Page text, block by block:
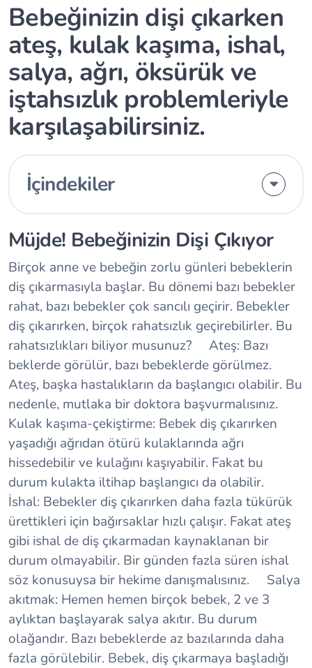
Bebeğinizin dişi çıkarken
ateş, kulak kaşıma, ishal,
salya, ağrı, öksürük ve
iştahsızlık problemleriyle
karşılaşabilirsiniz.
İçindekiler
Müjde! Bebeğinizin Dişi Çıkıyor
Birçok anne ve bebeğin zorlu günleri bebeklerin
diş çıkarmasıyla başlar. Bu dönemi bazı bebekler
rahat, bazı bebekler çok sancılı geçirir. Bebekler
diş çıkarırken, birçok rahatsızlık geçirebilirler. Bu
rahatsızlıkları biliyor musunuz? Ateş: Bazı
beklerde görülür, bazı bebeklerde görülmez.
Ateş, başka hastalıkların da başlangıcı olabilir. Bu
nedenle, mutlaka bir doktora başvurmalısınız.
Kulak kaşıma-çekiştirme: Bebek diş çıkarırken
yaşadığı ağrıdan ötürü kulaklarında ağrı
hissedebilir ve kulağını kaşıyabilir. Fakat bu
durum kulakta iltihap başlangıcı da olabilir.
İshal: Bebekler diş çıkarırken daha fazla tükürük
ürettikleri için bağırsaklar hızlı çalışır. Fakat ateş
gibi ishal de diş çıkarmadan kaynaklanan bir
durum olmayabilir. Bir günden fazla süren ishal
söz konusuysa bir hekime danışmalısınız. Salya
akıtmak: Hemen hemen birçok bebek, 2 ve 3
aylıktan başlayarak salya akıtır. Bu durum
olağandır. Bazı bebeklerde az bazılarında daha
fazla görülebilir. Bebek, diş çıkarmaya başladığı